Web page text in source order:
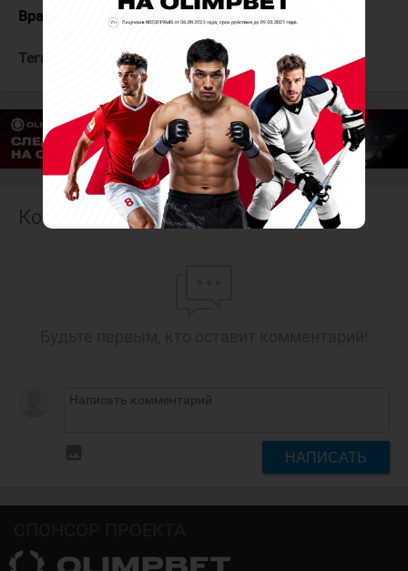
Вратари: Новосёлов - Чибизов
Теги: Горняк-УГМК Нефтяник
Комментарии
НАПИСАТЬ